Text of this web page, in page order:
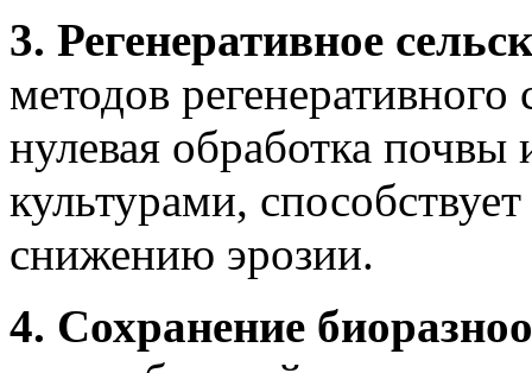
3. Регенеративное
методов регенеративного
нулевая обработка
культурами,
снижению эрозии.
4. Сохранение